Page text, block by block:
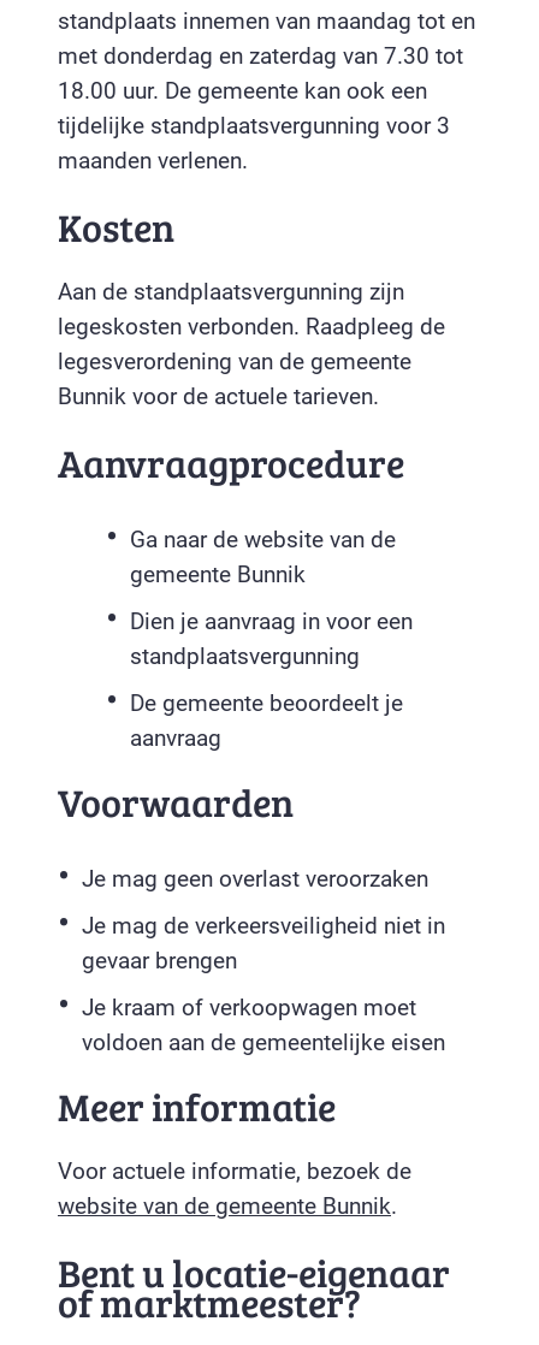
standplaats innemen van maandag tot en
met donderdag en zaterdag van 7.30 tot
18.00 uur. De gemeente kan ook een
tijdelijke standplaatsvergunning voor 3
maanden verlenen.
Kosten
Aan de standplaatsvergunning zijn
legeskosten verbonden. Raadpleeg de
legesverordening van de gemeente
Bunnik voor de actuele tarieven.
Aanvraagprocedure
Ga naar de website van de
gemeente Bunnik
Dien je aanvraag in voor een
standplaatsvergunning
De gemeente beoordeelt je
aanvraag
Voorwaarden
Je mag geen overlast veroorzaken
Je mag de verkeersveiligheid niet in
gevaar brengen
Je kraam of verkoopwagen moet
voldoen aan de gemeentelijke eisen
Meer informatie
Voor actuele informatie, bezoek de
website van de gemeente Bunnik.
Bent u locatie-eigenaar
of marktmeester?